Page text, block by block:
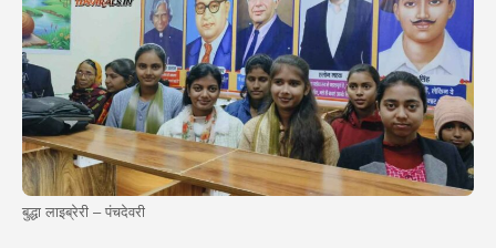
बुद्धा लाइब्रेरी – पंचदेवरी